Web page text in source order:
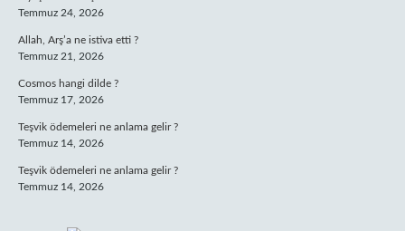
Temmuz 24, 2026
Allah, Arş’a ne istiva etti ?
Temmuz 21, 2026
Cosmos hangi dilde ?
Temmuz 17, 2026
Teşvik ödemeleri ne anlama gelir ?
Temmuz 14, 2026
Teşvik ödemeleri ne anlama gelir ?
Temmuz 14, 2026